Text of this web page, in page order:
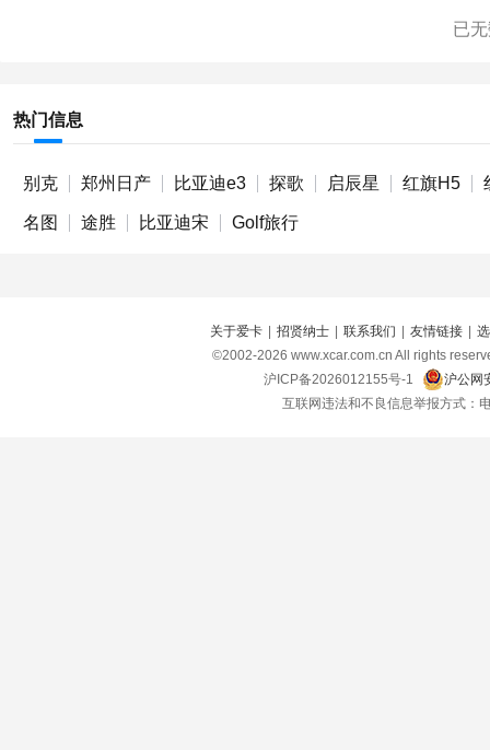
已
热门信息
别克 郑州日产 比亚迪e3 探歌 启辰星 红旗H5
名图 途胜 比亚迪宋 Golf旅行
关于爱卡 | 招贤纳士 | 联系我们 | 友情链接 |
©2002-2026 www.xcar.com.cn All rights
沪ICP备2026012155号-1
沪公网
互联网违法和不良信息举报方式：